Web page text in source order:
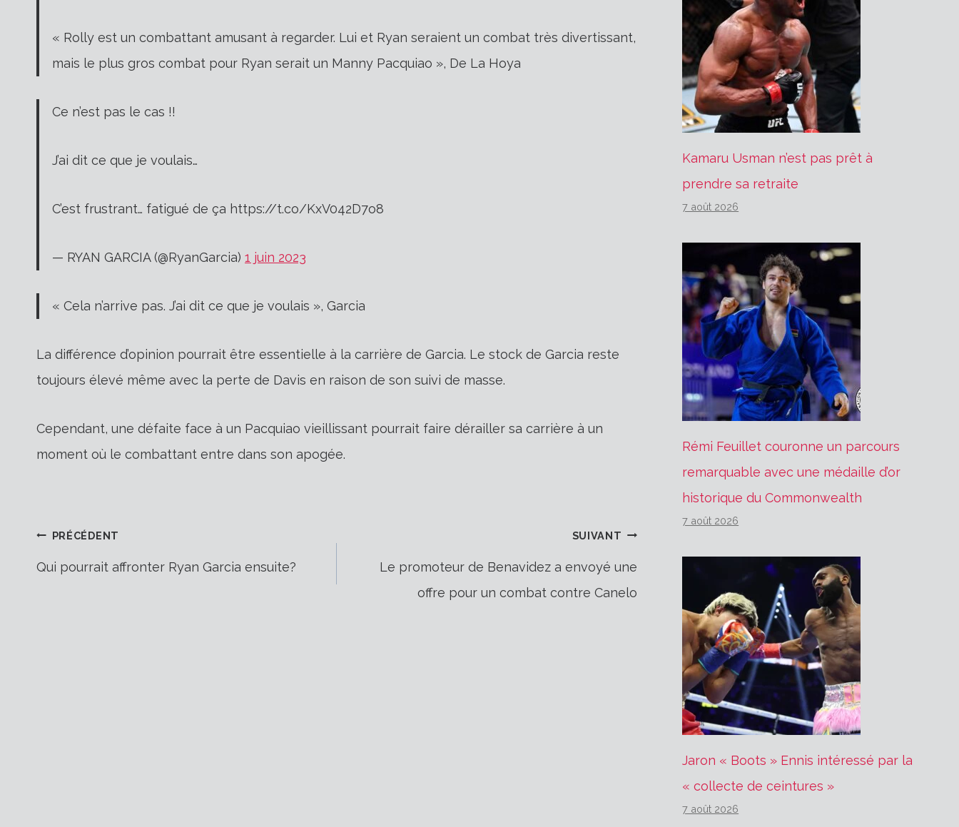
« Rolly est un combattant amusant à regarder. Lui et Ryan seraient un combat très divertissant,
mais le plus gros combat pour Ryan serait un Manny Pacquiao », De La Hoya
Ce n’est pas le cas !!
J’ai dit ce que je voulais…
C’est frustrant… fatigué de ça https://t.co/KxV042D7o8
— RYAN GARCIA (@RyanGarcia) 1 juin 2023
« Cela n’arrive pas. J’ai dit ce que je voulais », Garcia
La différence d’opinion pourrait être essentielle à la carrière de Garcia. Le stock de Garcia reste
toujours élevé même avec la perte de Davis en raison de son suivi de masse.
Cependant, une défaite face à un Pacquiao vieillissant pourrait faire dérailler sa carrière à un
moment où le combattant entre dans son apogée.
Navigation
PRÉCÉDENT
Qui pourrait affronter Ryan Garcia ensuite?
SUIVANT
Le promoteur de Benavidez a envoyé une
offre pour un combat contre Canelo
Kamaru Usman n’est pas prêt à
prendre sa retraite
7 août 2026
Rémi Feuillet couronne un parcours
remarquable avec une médaille d’or
historique du Commonwealth
7 août 2026
Jaron « Boots » Ennis intéressé par la
« collecte de ceintures »
7 août 2026